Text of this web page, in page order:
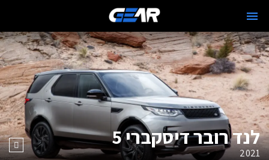
לנד רובר דיסקברי 5
2021